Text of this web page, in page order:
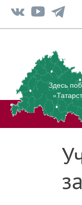
Здесь